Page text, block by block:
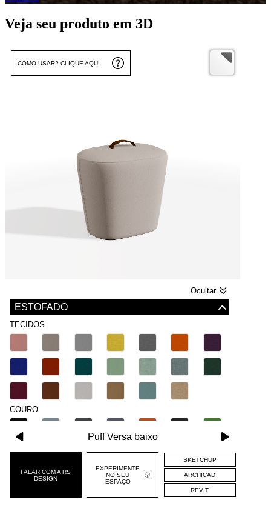
Veja seu produto em 3D